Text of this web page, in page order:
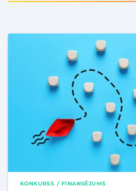
KONKURSS FINANSĒJUMS